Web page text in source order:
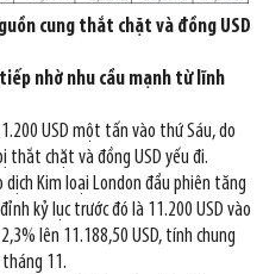
cung thắt chặt và đồng USD
nhờ nhu cầu mạnh từ lĩnh
USD một tấn vào thứ Sáu, do
thắt chặt và đồng USD yếu đi.
Kim loại London đầu phiên tăng
kỷ lục trước đó là 11.200 USD vào
lên 11.188,50 USD, tính chung
11.